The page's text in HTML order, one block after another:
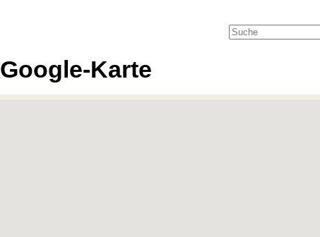
Google-Karte